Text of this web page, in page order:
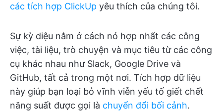
các tích hợp ClickUp yêu thích của chúng tôi.
Sự kỳ diệu nằm ở cách nó hợp nhất các công
việc, tài liệu, trò chuyện và mục tiêu từ các công
cụ khác nhau như Slack, Google Drive và
GitHub, tất cả trong một nơi. Tích hợp dữ liệu
này giúp bạn loại bỏ vĩnh viễn yếu tố giết chết
năng suất được gọi là chuyển đổi bối cảnh.